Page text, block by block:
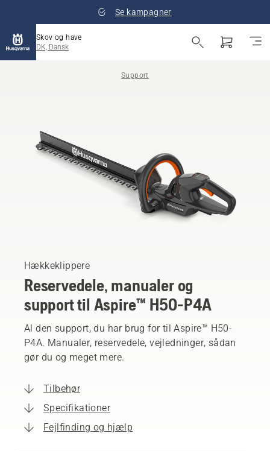
Se kampagner
Skov og have
DK, Dansk
Support
Hækkeklippere
Reservedele, manualer og
support til Aspire™ H50-P4A
Al den support, du har brug for til Aspire™ H50-
P4A. Manualer, reservedele, vejledninger, sådan
gør du og meget mere.
Tilbehør
Specifikationer
Fejlfinding og hjælp